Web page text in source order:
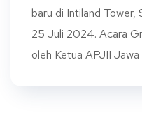
baru di Intiland Tower,
25 Juli 2024. Acara
oleh Ketua APJII Jawa